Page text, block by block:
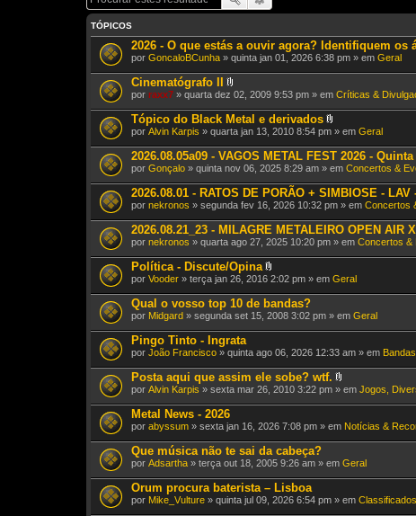
TÓPICOS
2026 - O que estás a ouvir agora? Identifiquem os
por GoncaloBCunha » quinta jan 01, 2026 6:38 pm » em Geral
Cinematógrafo II
A
e
x
o
(
s
)
por raxx7 » quarta dez 02, 2009 9:53 pm » em Críticas &
Tópico do Black Metal e derivados
A
e
x
o
(
s
)
por Alvin Karpis » quarta jan 13, 2010 8:54 pm » em Geral
2026.08.05a09 - VAGOS METAL FEST 2026 -
por Gonçalo » quinta nov 06, 2025 8:29 am » em Concertos &
2026.08.01 - RATOS DE PORÃO + SIMBIOSE -
por nekronos » segunda fev 16, 2026 10:32 pm » em Concertos
2026.08.21_23 - MILAGRE METALEIRO OPEN
por nekronos » quarta ago 27, 2025 10:20 pm » em Concertos &
Política - Discute/Opina
A
e
x
o
(
)
por Vooder » terça jan 26, 2016 2:02 pm » em Geral
Qual o vosso top 10 de bandas?
por Midgard » segunda set 15, 2008 3:02 pm » em Geral
Pingo Tinto - Ingrata
por João Francisco » quinta ago 06, 2026 12:33 am » em
Posta aqui que assim ele sobe? wtf.
A
e
o
(
)
por Alvin Karpis » sexta mar 26, 2010 3:22 pm » em Jogos,
Metal News - 2026
por abyssum » sexta jan 16, 2026 7:08 pm » em Notícias &
Que música não te sai da cabeça?
por Adsartha » terça out 18, 2005 9:26 am » em Geral
Orum procura baterista – Lisboa
por Mike_Vulture » quinta jul 09, 2026 6:54 pm » em